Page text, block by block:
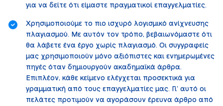
για να δείτε ότι είμαστε πραγματικοί επαγγελματίες.
Χρησιμοποιούμε το πιο ισχυρό λογισμικό ανίχνευσης
πλαγιασμού. Με αυτόν τον τρόπο, βεβαιωνόμαστε ότι
θα λάβετε ένα έργο χωρίς πλαγιασμό. Οι συγγραφείς
μας χρησιμοποιούν μόνο αξιόπιστες και ενημερωμένες
πηγές όταν δημιουργούν ακαδημαϊκά άρθρα.
Επιπλέον, κάθε κείμενο ελέγχεται προσεκτικά για
γραμματική από τους επαγγελματίες μας. Γι’ αυτό οι
πελάτες προτιμούν να αγοράσουν έρευνα άρθρο από